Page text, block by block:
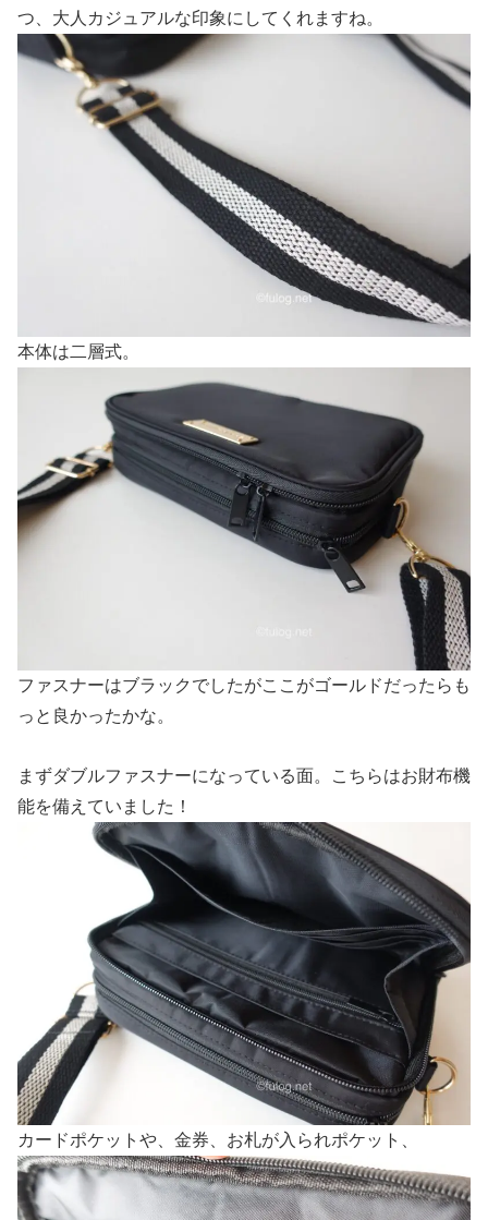
つ、大人カジュアルな印象にしてくれますね。
本体は二層式。
ファスナーはブラックでしたがここがゴールドだったらも
っと良かったかな。
まずダブルファスナーになっている面。こちらはお財布機
能を備えていました！
カードポケットや、金券、お札が入られポケット、